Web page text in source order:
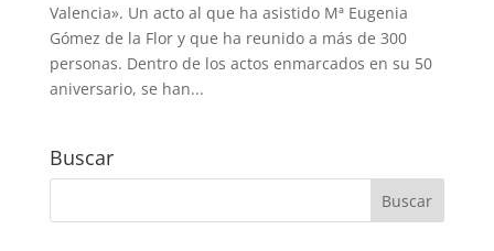
Valencia». Un acto al que ha asistido Mª Eugenia
Gómez de la Flor y que ha reunido a más de 300
personas. Dentro de los actos enmarcados en su 50
aniversario, se han...
Buscar